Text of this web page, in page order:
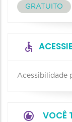
GRATUITO
Acessibilidade
VOCÊ